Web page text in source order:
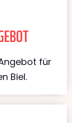
für
Biel.